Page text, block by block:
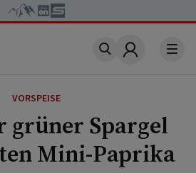
Account
VORSPEISE
grüner Spargel
Mini-Paprika